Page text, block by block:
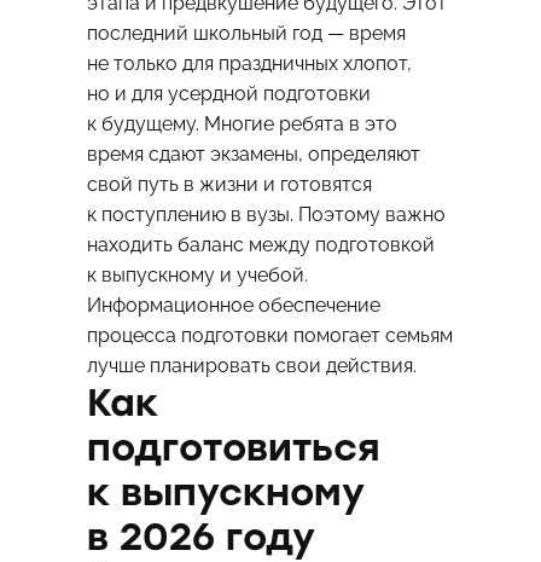
последний школьный год — время
не только для праздничных хлопот,
но и для усердной подготовки
к будущему. Многие ребята в это
время сдают экзамены, определяют
свой путь в жизни и готовятся
к поступлению в вузы. Поэтому важно
находить баланс между подготовкой
к выпускному и учебой.
Информационное обеспечение
процесса подготовки помогает семьям
лучше планировать свои действия.
Как
подготовиться
к выпускному
в 2026 году